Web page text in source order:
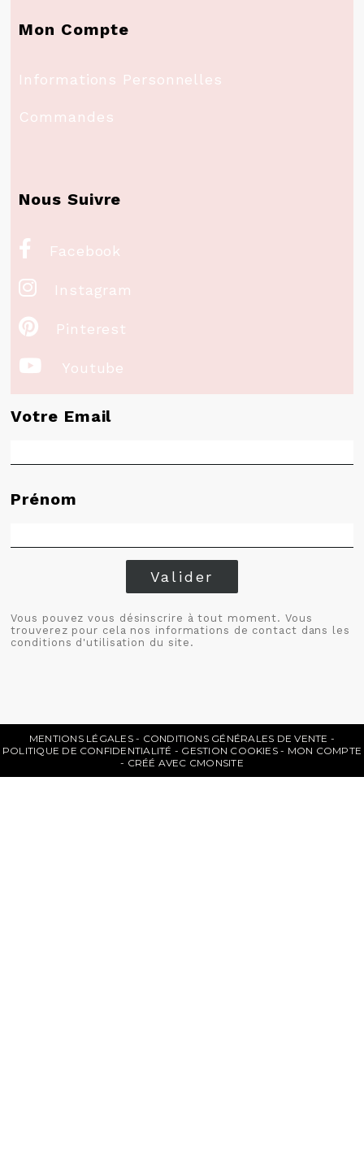
Mon Compte
Informations Personnelles
Commandes
Nous Suivre
 Facebook
 Instagram
 Pinterest
 Youtube
Votre Email
Prénom
Valider
Vous pouvez vous désinscrire à tout moment. Vous
trouverez pour cela nos informations de contact dans les
conditions d'utilisation du site.
MENTIONS LÉGALES
CONDITIONS GÉNÉRALES DE VENTE
POLITIQUE DE CONFIDENTIALITÉ
GESTION COOKIES
MON COMPTE
CRÉÉ AVEC CMONSITE